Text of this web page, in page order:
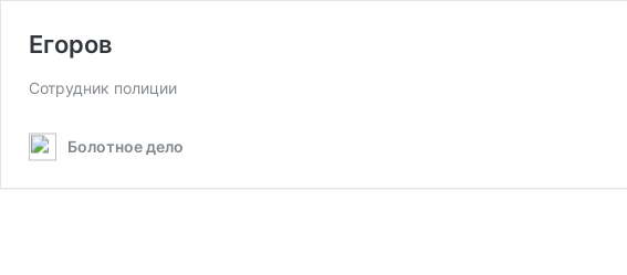
Егоров
Сотрудник полиции
Болотное дело